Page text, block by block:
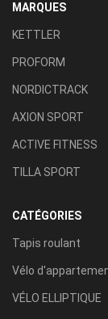
MARQUES
KETTLER
PROFORM
NORDICTRACK
AXION SPORT
ACTIVE FITNESS
TILLA SPORT
CATÉGORIES
Tapis roulant
Vélo
VÉLO ELLIPTIQUE